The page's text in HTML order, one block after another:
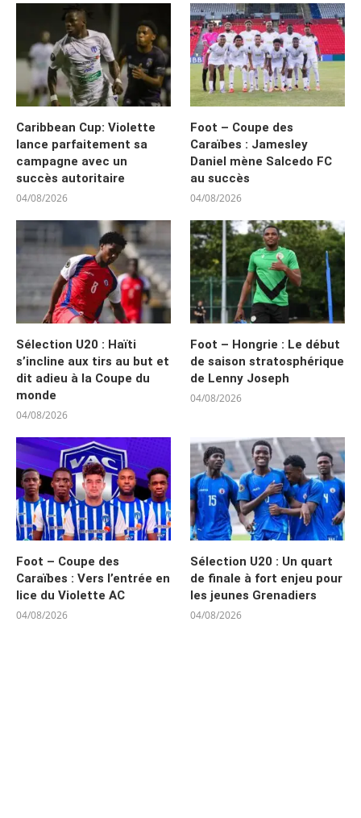
Caribbean Cup: Violette
lance parfaitement sa
campagne avec un
succès autoritaire
04/08/2026
Foot – Coupe des
Caraïbes : Jamesley
Daniel mène Salcedo FC
au succès
04/08/2026
Sélection U20 : Haïti
s’incline aux tirs au but et
dit adieu à la Coupe du
monde
04/08/2026
Foot – Hongrie : Le début
de saison stratosphérique
de Lenny Joseph
04/08/2026
Foot – Coupe des
Caraïbes : Vers l’entrée en
lice du Violette AC
04/08/2026
Sélection U20 : Un quart
de finale à fort enjeu pour
les jeunes Grenadiers
04/08/2026